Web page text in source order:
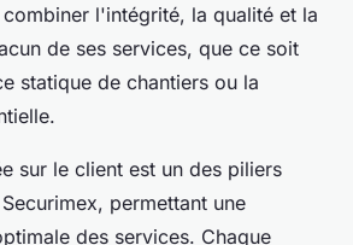
l'intégrité, la qualité et la
de ses services, que ce soit
statique de chantiers ou la
sur le client est un des piliers
permettant une
des services. Chaque